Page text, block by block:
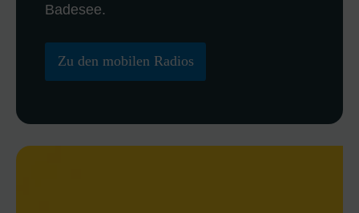
Badesee.
Zu den mobilen Radios